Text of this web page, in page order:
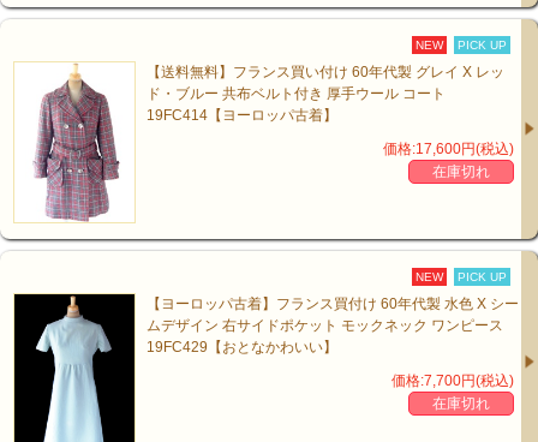
NEW PICK UP
【送料無料】フランス買い付け 60年代製 グレイ X レッ
ド・ブルー 共布ベルト付き 厚手ウール コート
19FC414【ヨーロッパ古着】
価格:17,600円(税込)
在庫切れ
NEW PICK UP
【ヨーロッパ古着】フランス買付け 60年代製 水色 X シー
ムデザイン 右サイドポケット モックネック ワンピース
19FC429【おとなかわいい】
価格:7,700円(税込)
在庫切れ